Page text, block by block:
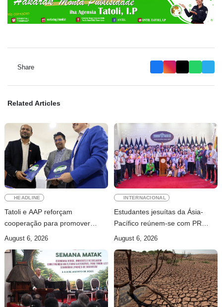
Share
Related Articles
HEADLINE
Tatoli e AAP reforçam
cooperação para promover
jornalismo profissional em
August 6, 2026
INTERNACIONAL
Estudantes jesuítas da Ásia-
Pacífico reúnem-se com PR
para conhecer processo de paz
August 6, 2026